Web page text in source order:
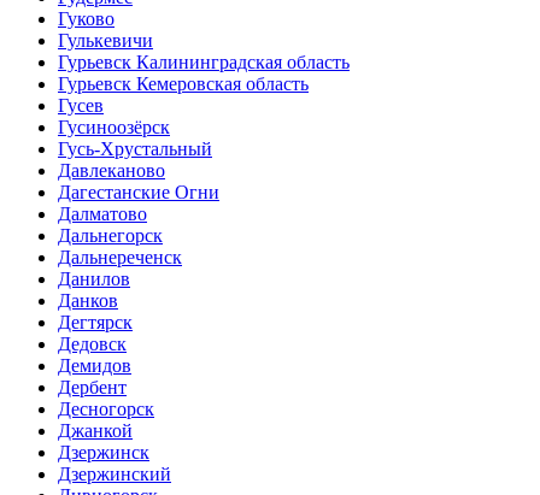
Гуково
Гулькевичи
Гурьевск Калининградская область
Гурьевск Кемеровская область
Гусев
Гусиноозёрск
Гусь-Хрустальный
Давлеканово
Дагестанские Огни
Далматово
Дальнегорск
Дальнереченск
Данилов
Данков
Дегтярск
Дедовск
Демидов
Дербент
Десногорск
Джанкой
Дзержинск
Дзержинский